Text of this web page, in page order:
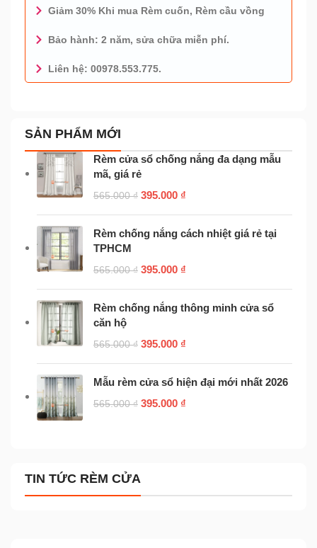
Giảm 30% Khi mua Rèm cuốn, Rèm cầu vồng
Bảo hành: 2 năm, sửa chữa miễn phí.
Liên hệ: 00978.553.775.
0978.553.775 - TƯ VẤN MIỄN PHÍ
SẢN PHẨM MỚI
Rèm cửa sổ chống nắng đa dạng mẫu
mã, giá rẻ
565.000₫ 395.000 ₫
Rèm chống nắng cách nhiệt giá rẻ tại
TPHCM
565.000₫ 395.000 ₫
Rèm chống nắng thông minh cửa sổ
căn hộ
565.000₫ 395.000 ₫
Mẫu rèm cửa sổ hiện đại mới nhất 2026
565.000₫ 395.000 ₫
TIN TỨC RÈM CỬA